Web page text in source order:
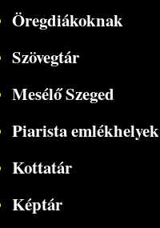
Öregdiákoknak
Szövegtár
Mesélő Szeged
Piarista emlékhelyek
Kottatár
Képtár